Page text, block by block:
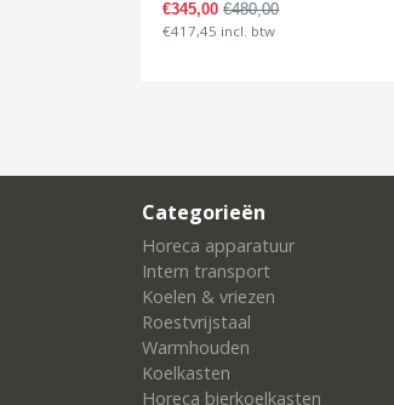
€345,00€480,00
€417,45 incl. btw
Categorieën
Horeca apparatuur
Intern transport
Koelen & vriezen
Roestvrijstaal
Warmhouden
Koelkasten
Horeca bierkoelkasten